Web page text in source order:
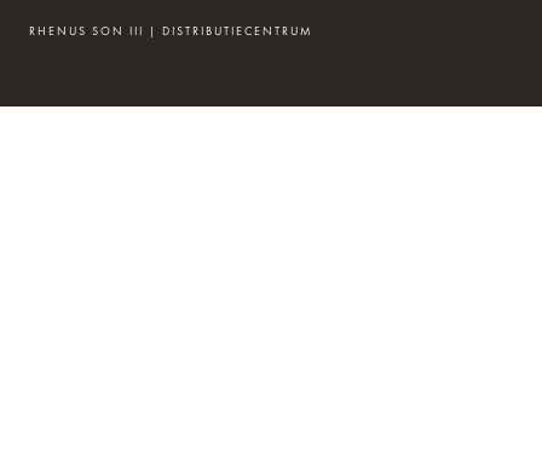
RHENUS SON III | DISTRIBUTIECENTRUM